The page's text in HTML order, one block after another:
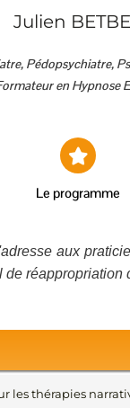
Julien
Pédopsychiatre,
en Hypnose
Le programme
aux
de réappropriation
les thérapies